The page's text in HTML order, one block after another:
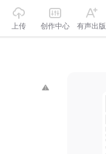
上传 创作中心 有声出版